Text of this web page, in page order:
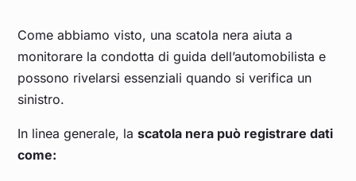
Come abbiamo visto, una scatola nera aiuta a
monitorare la condotta di guida dell’automobilista e
possono rivelarsi essenziali quando si verifica un
sinistro.
In linea generale, lascatola nera può registrare dati
come: